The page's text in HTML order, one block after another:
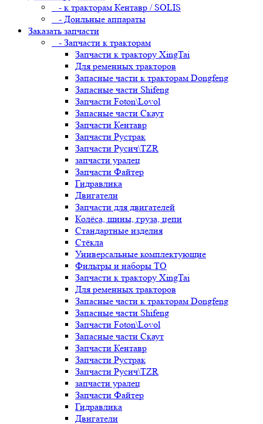
- к тракторам Кентавр / SOLIS
- Доильные аппараты
Заказать запчасти
- Запчасти к тракторам
Запчасти к трактору XingTai
Для ременных тракторов
Запасные части к тракторам Dongfeng
Запасные части Shifeng
Запчасти Foton\Lovol
Запасные части Скаут
Запчасти Кентавр
Запчасти Рустрак
Запчасти Русич\TZR
запчасти уралец
Запчасти Файтер
Гидравлика
Двигатели
Запчасти для двигателей
Колёса, шины, груза, цепи
Стандартные изделия
Стёкла
Универсальные комплектующие
Фильтры и наборы ТО
Запчасти к трактору XingTai
Для ременных тракторов
Запасные части к тракторам Dongfeng
Запасные части Shifeng
Запчасти Foton\Lovol
Запасные части Скаут
Запчасти Кентавр
Запчасти Рустрак
Запчасти Русич\TZR
запчасти уралец
Запчасти Файтер
Гидравлика
Двигатели